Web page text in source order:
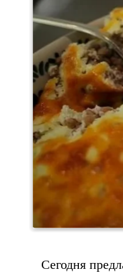
Сегодня